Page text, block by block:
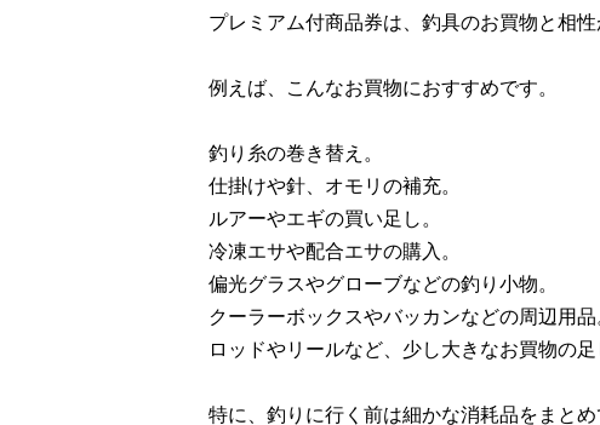
プレミアム付商品券は、釣具のお買物と相性
例えば、こんなお買物におすすめです。
釣り糸の巻き替え。
仕掛けや針、オモリの補充。
ルアーやエギの買い足し。
冷凍エサや配合エサの購入。
偏光グラスやグローブなどの釣り小物。
クーラーボックスやバッカンなどの周辺用品
ロッドやリールなど、少し大きなお買物の足
特に、釣りに行く前は細かな消耗品をまとめ